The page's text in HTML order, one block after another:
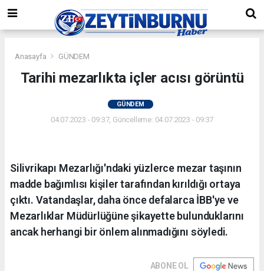
Anasayfa GÜNDEM
Tarihi mezarlıkta içler acısı görüntü
GÜNDEM
04.07.2023 - 09:37, Güncelleme: 04.07.2023 - 09:37
Silivrikapı Mezarlığı'ndaki yüzlerce mezar taşının
madde bağımlısı kişiler tarafından kırıldığı ortaya
çıktı. Vatandaşlar, daha önce defalarca İBB'ye ve
Mezarlıklar Müdürlüğüne şikayette bulunduklarını
ancak herhangi bir önlem alınmadığını söyledi.
ABONE OL